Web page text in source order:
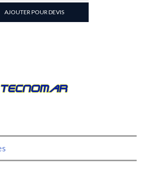
INOX
2/1
AJOUTER POUR DEVIS